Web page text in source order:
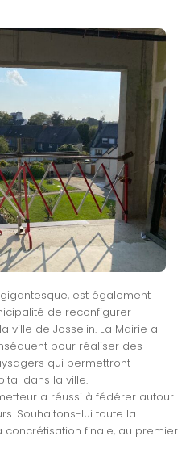
est également
de reconfigurer
ville de Josselin. La Mairie a
pour réaliser des
qui permettront
dans la ville.
a réussi à fédérer autour
Souhaitons-lui toute la
concrétisation finale, au premier